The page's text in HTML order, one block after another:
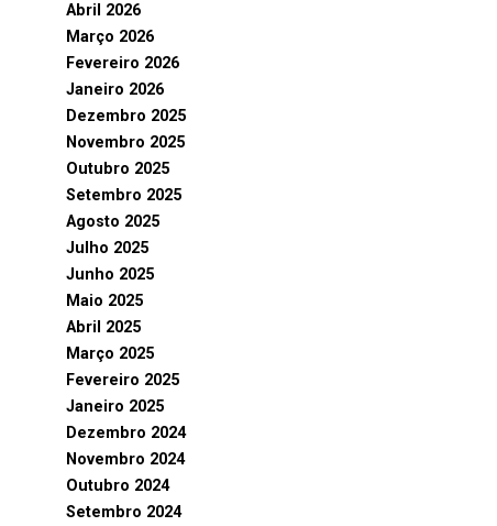
Abril 2026
Março 2026
Fevereiro 2026
Janeiro 2026
Dezembro 2025
Novembro 2025
Outubro 2025
Setembro 2025
Agosto 2025
Julho 2025
Junho 2025
Maio 2025
Abril 2025
Março 2025
Fevereiro 2025
Janeiro 2025
Dezembro 2024
Novembro 2024
Outubro 2024
Setembro 2024